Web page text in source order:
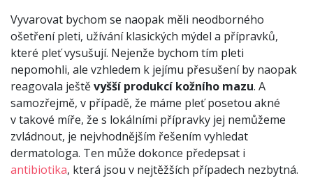
Vyvarovat bychom se naopak měli neodborného
ošetření pleti, užívání klasických mýdel a přípravků,
které pleť vysušují. Nejenže bychom tím pleti
nepomohli, ale vzhledem k jejímu přesušení by naopak
reagovala ještěvyšší produkcí kožního mazu. A
samozřejmě, v případě, že máme pleť posetou akné
v takové míře, že s lokálními přípravky jej nemůžeme
zvládnout, je nejvhodnějším řešením vyhledat
dermatologa. Ten může dokonce předepsat i
antibiotika, která jsou v nejtěžších případech nezbytná.